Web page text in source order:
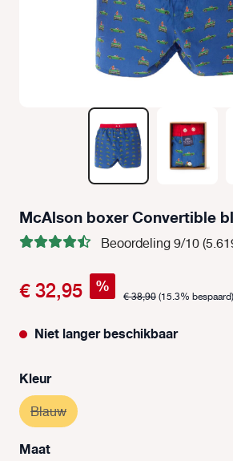
McAlson boxer Convertible
Beoordeling 9/10
€ 32,95 % € 38,90(15.3% bespaard)
Niet langer beschikbaar
Selecteer
Kleur
Blauw(Deze optie is momenteel niet
Selecteer
Maat